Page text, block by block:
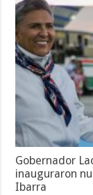
Gobernador
inauguraron
Ibarra